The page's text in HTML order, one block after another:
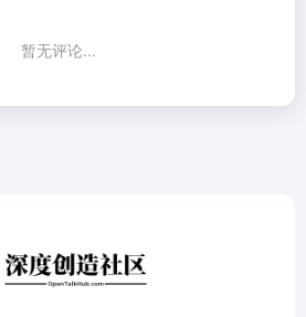
暂无评论...